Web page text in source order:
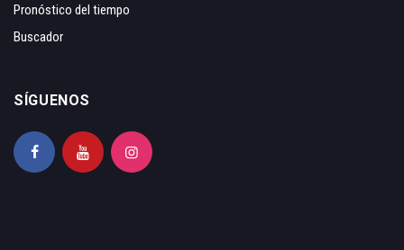
Pronóstico del tiempo
Buscador
SÍGUENOS